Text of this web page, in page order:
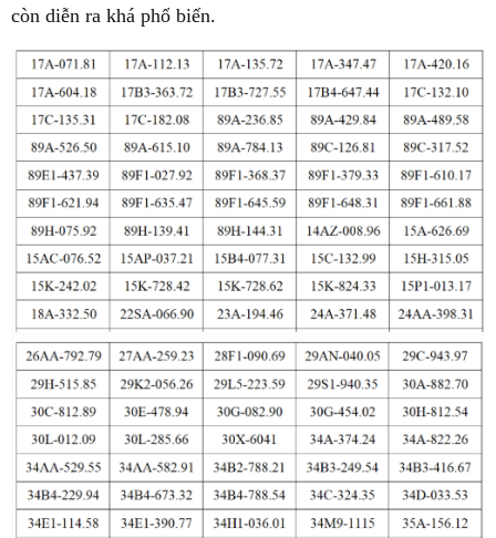
còn diễn ra khá phổ biến.